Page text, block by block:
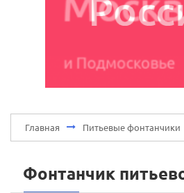
Главная Питьевые фонтанчики
Фонтанчик